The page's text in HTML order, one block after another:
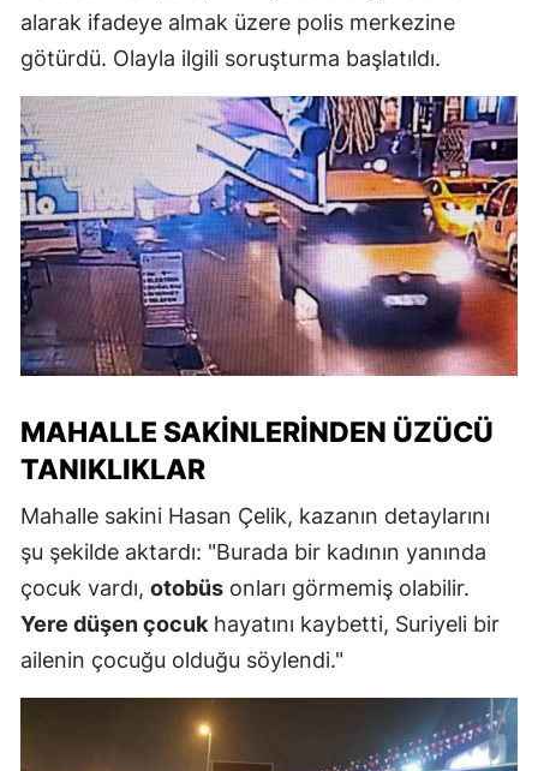
alarak ifadeye almak üzere polis merkezine
götürdü. Olayla ilgili soruşturma başlatıldı.
MAHALLE SAKINLERINDEN ÜZÜCÜ
TANIKLIKLAR
Mahalle sakini Hasan Çelik, kazanın detaylarını
şu şekilde aktardı: "Burada bir kadının yanında
çocuk vardı, otobüs onları görmemiş olabilir.
Yere düşen çocuk hayatını kaybetti, Suriyeli bir
ailenin çocuğu olduğu söylendi."